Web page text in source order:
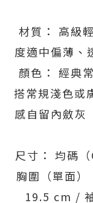
材質： 高級
度適中偏薄、
顏色： 經典
搭常規淺色或
感自留內斂灰
尺寸： 均碼
胸圍（單面
19.5 cm /